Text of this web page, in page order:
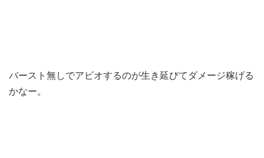
バースト無しでアビオするのが生き延びてダメージ稼げる
かなー。